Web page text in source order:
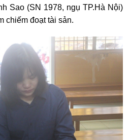
Sao (SN 1978, ngụ TP.Hà Nội)
chiếm đoạt tài sản.